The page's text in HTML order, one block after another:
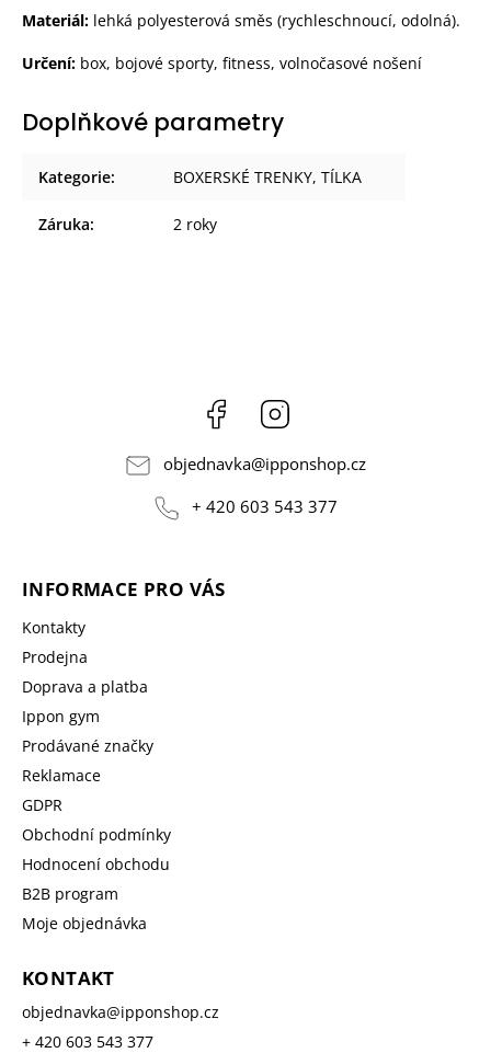
Materiál: lehká polyesterová směs (rychleschnoucí, odolná).
Určení: box, bojové sporty, fitness, volnočasové nošení
Doplňkové parametry
Kategorie: BOXERSKÉ TRENKY, TÍLKA
Záruka: 2 roky
Facebook
objednavka@ipponshop.cz
+ 420 603 543 377
INFORMACE PRO VÁS
Kontakty
Prodejna
Doprava a platba
Ippon gym
Prodávané značky
Reklamace
GDPR
Obchodní podmínky
Hodnocení obchodu
B2B program
Moje objednávka
KONTAKT
objednavka@ipponshop.cz
+ 420 603 543 377